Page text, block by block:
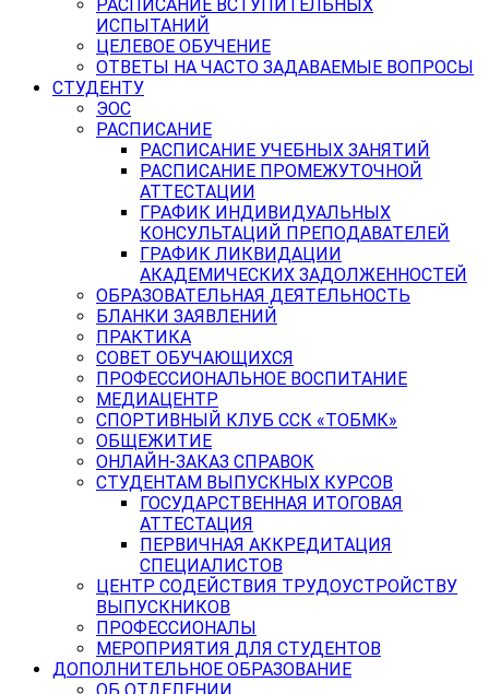
РАСПИСАНИЕ ВСТУПИТЕЛЬНЫХ
ИСПЫТАНИЙ
ЦЕЛЕВОЕ ОБУЧЕНИЕ
ОТВЕТЫ НА ЧАСТО ЗАДАВАЕМЫЕ ВОПРОСЫ
СТУДЕНТУ
ЭОС
РАСПИСАНИЕ
РАСПИСАНИЕ УЧЕБНЫХ ЗАНЯТИЙ
РАСПИСАНИЕ ПРОМЕЖУТОЧНОЙ
АТТЕСТАЦИИ
ГРАФИК ИНДИВИДУАЛЬНЫХ
КОНСУЛЬТАЦИЙ ПРЕПОДАВАТЕЛЕЙ
ГРАФИК ЛИКВИДАЦИИ
АКАДЕМИЧЕСКИХ ЗАДОЛЖЕННОСТЕЙ
ОБРАЗОВАТЕЛЬНАЯ ДЕЯТЕЛЬНОСТЬ
БЛАНКИ ЗАЯВЛЕНИЙ
ПРАКТИКА
СОВЕТ ОБУЧАЮЩИХСЯ
ПРОФЕССИОНАЛЬНОЕ ВОСПИТАНИЕ
МЕДИАЦЕНТР
СПОРТИВНЫЙ КЛУБ ССК «ТОБМК»
ОБЩЕЖИТИЕ
ОНЛАЙН-ЗАКАЗ СПРАВОК
СТУДЕНТАМ ВЫПУСКНЫХ КУРСОВ
ГОСУДАРСТВЕННАЯ ИТОГОВАЯ
АТТЕСТАЦИЯ
ПЕРВИЧНАЯ АККРЕДИТАЦИЯ
СПЕЦИАЛИСТОВ
ЦЕНТР СОДЕЙСТВИЯ ТРУДОУСТРОЙСТВУ
ВЫПУСКНИКОВ
ПРОФЕССИОНАЛЫ
МЕРОПРИЯТИЯ ДЛЯ СТУДЕНТОВ
ДОПОЛНИТЕЛЬНОЕ ОБРАЗОВАНИЕ